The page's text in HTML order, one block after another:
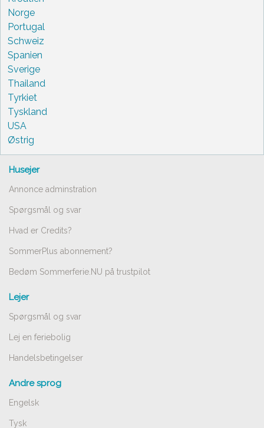
Norge
Portugal
Schweiz
Spanien
Sverige
Thailand
Tyrkiet
Tyskland
USA
Østrig
Husejer
Annonce adminstration
Spørgsmål og svar
Hvad er Credits?
SommerPlus abonnement?
Bedøm Sommerferie.NU på trustpilot
Lejer
Spørgsmål og svar
Lej en feriebolig
Handelsbetingelser
Andre sprog
Engelsk
Tysk